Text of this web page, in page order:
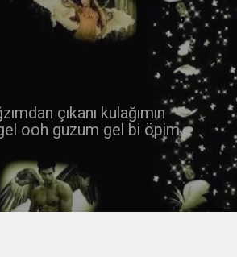
çıkanı kulağımın
ooh guzum gel bi öpim